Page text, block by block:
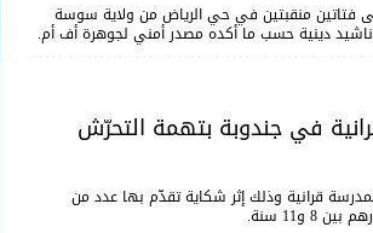
فتاتين منقبتين في حي الرياض من ولاية سوسة
دينية حسب ما أكده مصدر أمني لجوهرة أف أم.
في جندوبة بتهمة التحرّش
قرانية وذلك إثر شكاية تقدّم بها عدد من
و11 سنة.